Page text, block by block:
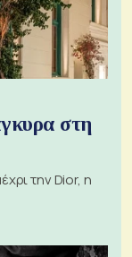
στη
την Dior, η